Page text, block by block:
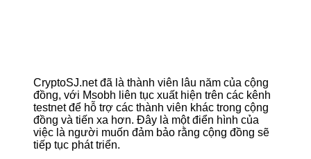
CryptoSJ.net đã là thành viên lâu năm của cộng
đồng, với Msobh liên tục xuất hiện trên các kênh
testnet để hỗ trợ các thành viên khác trong cộng
đồng và tiến xa hơn. Đây là một điển hình của
việc là người muốn đảm bảo rằng cộng đồng sẽ
tiếp tục phát triển.